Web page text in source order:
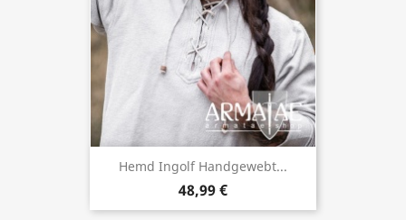
Hemd Ingolf Handgewebt...
48,99 €